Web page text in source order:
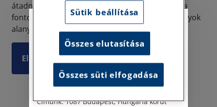
átadni kívánt információk hatékony közlése. Ez a
fontos elv azonban kiterjed különböző jogviszonyok
alanyainak jogi nyilatkozataira is. Ugyanis a jo...
Elolvasom
Személyes ügyfélfogadás
Tisztelt Ügyfeleink!
Személyes ügyfélszolgálatunk telefonon
történő előzetes időpontegyeztetés után,
Címünk: 1087 Budapest, Hungária körút
Sütik beállítása
Összes elutasítása
Összes süti elfogadása